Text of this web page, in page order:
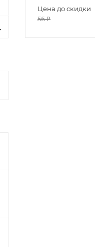
Цена до скидки
56₽